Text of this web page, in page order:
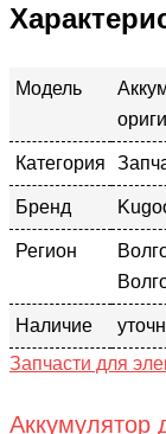
Модель
Категория
Бренд
Регион
Наличие
Запчасти для
Аккумулятор